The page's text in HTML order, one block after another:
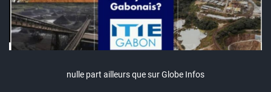
nulle part ailleurs que sur Globe Infos